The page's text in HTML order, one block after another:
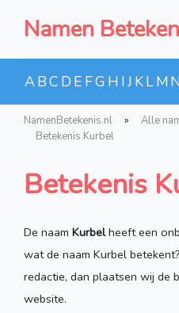
Namen
ABC D E FG H IJ KLM
NamenBetekenis.nl » Alle
Betekenis Kurbel
Betekenis
De naam Kurbelheeft een
wat de naam Kurbel
redactie, dan plaatsen wij de
website.